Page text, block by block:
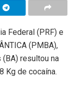
Federal (PRF) e
(PMBA),
resultou na
Kg de cocaína.